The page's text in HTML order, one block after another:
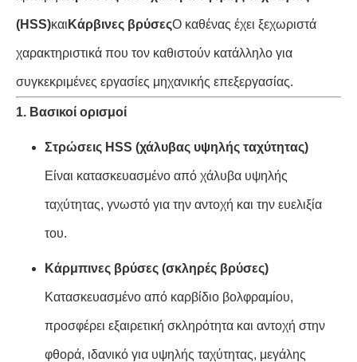
(HSS)και Κάρβινες βρύσεςΟ καθένας έχει ξεχωριστά
χαρακτηριστικά που τον καθιστούν κατάλληλο για
συγκεκριμένες εργασίες μηχανικής επεξεργασίας.
1. Βασικοί ορισμοί
Στρώσεις HSS (χάλυβας υψηλής ταχύτητας)
Είναι κατασκευασμένο από χάλυβα υψηλής
ταχύτητας, γνωστό για την αντοχή και την ευελιξία
του.
Κάρμπινες βρύσες (σκληρές βρύσες)
Κατασκευασμένο από καρβίδιο βολφραμίου,
προσφέρει εξαιρετική σκληρότητα και αντοχή στην
φθορά, ιδανικό για υψηλής ταχύτητας, μεγάλης